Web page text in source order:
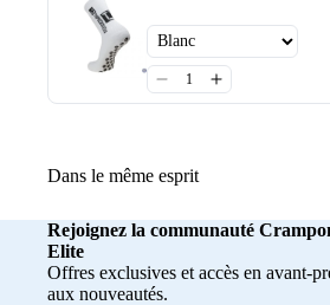
Dans le même esprit
Rejoignez la communauté
Elite
Offres exclusives et accès en avant-
aux nouveautés.